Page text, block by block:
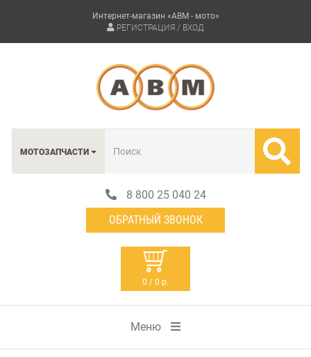
Интернет-магазин «АВМ - мото»
РЕГИСТРАЦИЯ / ВХОД
МОТОЗАПЧАСТИ
8 800 25 040 24
ОБРАТНЫЙ ЗВОНОК
0 / 0 р.
Меню